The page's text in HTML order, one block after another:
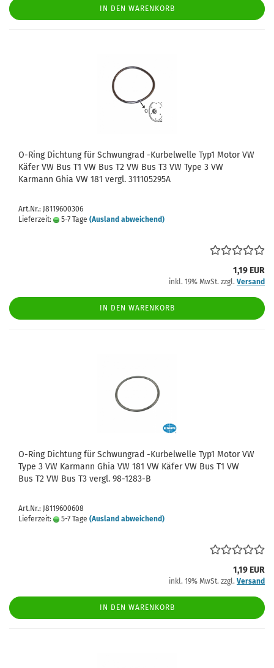
IN DEN WARENKORB
O-Ring Dichtung für Schwungrad -Kurbelwelle Typ1 Motor VW
Käfer VW Bus T1 VW Bus T2 VW Bus T3 VW Type 3 VW
Karmann Ghia VW 181 vergl. 311105295A
Art.Nr.: J8119600306
Lieferzeit:
5-7 Tage (Ausland abweichend)
1,19 EUR
inkl. 19% MwSt. zzgl. Versand
IN DEN WARENKORB
O-Ring Dichtung für Schwungrad -Kurbelwelle Typ1 Motor VW
Type 3 VW Karmann Ghia VW 181 VW Käfer VW Bus T1 VW
Bus T2 VW Bus T3 vergl. 98-1283-B
Art.Nr.: J8119600608
Lieferzeit:
5-7 Tage (Ausland abweichend)
1,19 EUR
inkl. 19% MwSt. zzgl. Versand
IN DEN WARENKORB